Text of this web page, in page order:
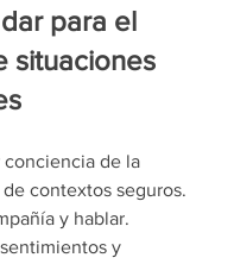
para el
situaciones
conciencia de la
contextos seguros.
y hablar.
y